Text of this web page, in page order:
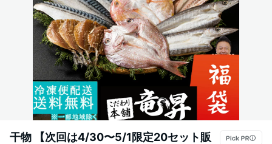
干物 【次回は4/30〜5/1限定20セット販